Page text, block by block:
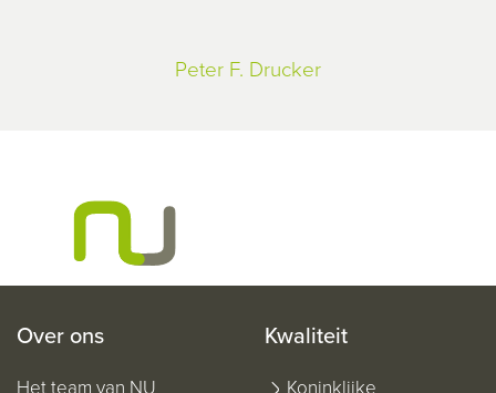
Peter F. Drucker
Over ons
Het team van NU
Kwaliteit
Koninklijke